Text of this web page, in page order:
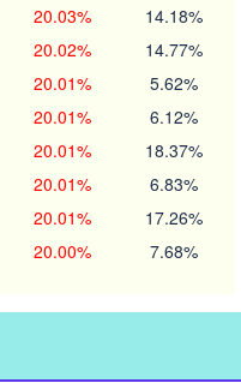
20.03% 14.18%
20.02% 14.77%
20.01% 5.62%
20.01% 6.12%
20.01% 18.37%
20.01% 6.83%
20.01% 17.26%
20.00% 7.68%